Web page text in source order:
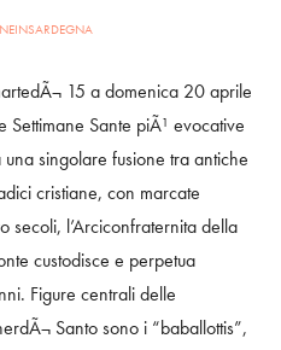
15 a domenica 20 aprile
Sante piÃ¹ evocative
singolare fusione tra antiche
cristiane, con marcate
secoli, l’Arciconfraternita della
custodisce e perpetua
Figure centrali delle
Santo sono i “baballottis”,